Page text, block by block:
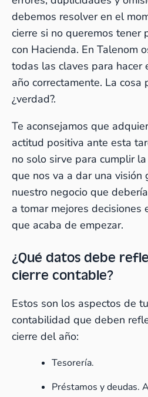
debemos resolver en el
cierre si no queremos tener
con Hacienda. En Talenom
todas las claves para hacer
año correctamente. La cosa
¿verdad?.
Te aconsejamos que
actitud positiva ante esta
no solo sirve para cumplir
que nos va a dar una visión
nuestro negocio que
a tomar mejores decisiones
que acaba de empezar.
¿Qué datos debe
cierre contable?
Estos son los aspectos de tu
contabilidad que deben
cierre del año:
Tesorería.
Préstamos y deudas.